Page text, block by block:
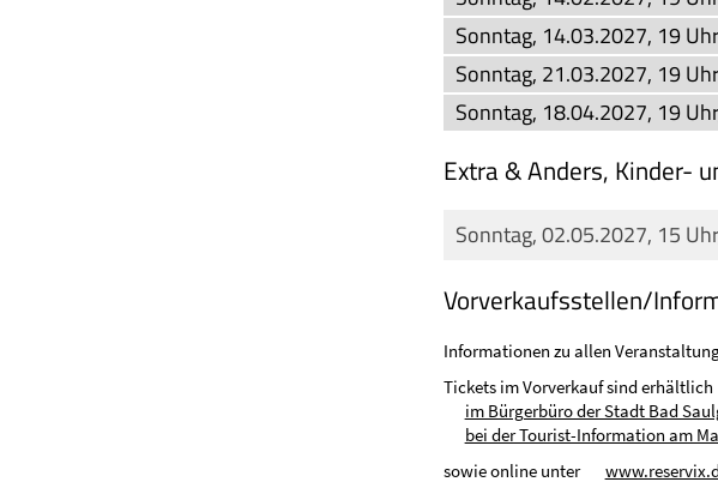
Sonntag, 14.03.2027, 19
Sonntag, 21.03.2027, 19
Sonntag, 18.04.2027, 19
Extra & Anders, Kinder-
Sonntag, 02.05.2027, 15
Vorverkaufsstellen/
Informationen zu allen
Tickets im Vorverkauf sind erhältlich
im Bürgerbüro der Stadt Bad
bei der Tourist-Information am
sowie online unter